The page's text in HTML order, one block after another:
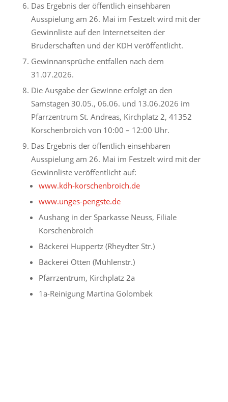
Das Ergebnis der öffentlich einsehbaren
Ausspielung am 26. Mai im Festzelt wird mit der
Gewinnliste auf den Internetseiten der
Bruderschaften und der KDH veröffentlicht.
Gewinnansprüche entfallen nach dem
31.07.2026.
Die Ausgabe der Gewinne erfolgt an den
Samstagen 30.05., 06.06. und 13.06.2026 im
Pfarrzentrum St. Andreas, Kirchplatz 2, 41352
Korschenbroich von 10:00 – 12:00 Uhr.
Das Ergebnis der öffentlich einsehbaren
Ausspielung am 26. Mai im Festzelt wird mit der
Gewinnliste veröffentlicht auf:
www.kdh-korschenbroich.de
www.unges-pengste.de
Aushang in der Sparkasse Neuss, Filiale
Korschenbroich
Bäckerei Huppertz (Rheydter Str.)
Bäckerei Otten (Mühlenstr.)
Pfarrzentrum, Kirchplatz 2a
1a-Reinigung Martina Golombek